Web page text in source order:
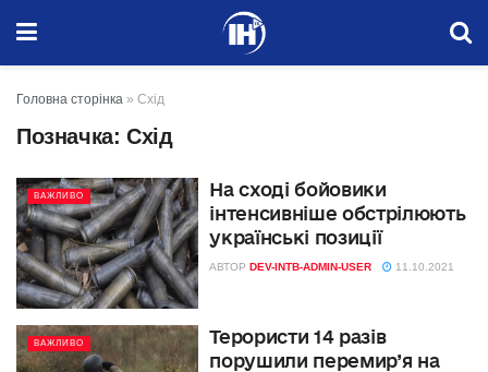
Головна сторінка » Схід
Позначка: Схід
ВАЖЛИВО
На сході бойовики
інтенсивніше обстрілюють
українські позиції
АВТОР DEV-INTB-ADMIN-USER 11.10.2021
ВАЖЛИВО
Терористи 14 разів
порушили перемир’я на